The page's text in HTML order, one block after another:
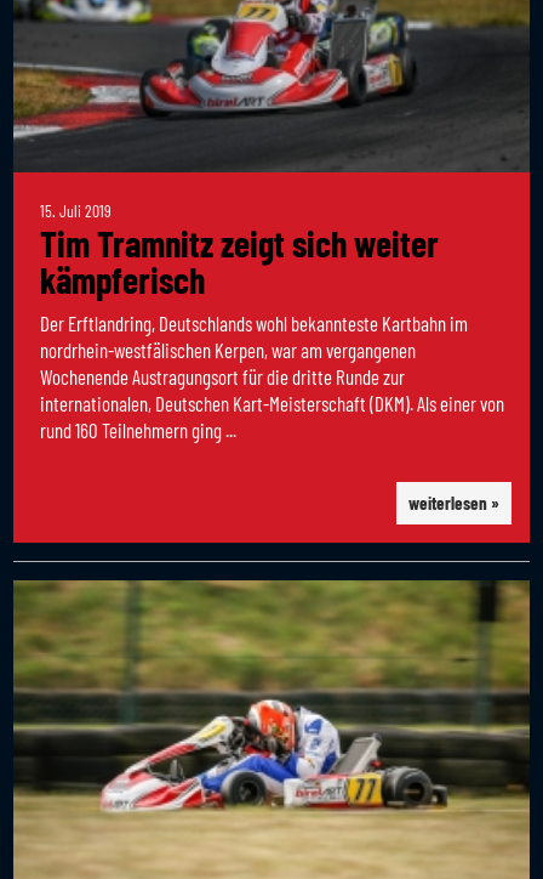
15. Juli 2019
Tim Tramnitz zeigt sich weiter
kämpferisch
Der Erftlandring, Deutschlands wohl bekannteste Kartbahn im
nordrhein-westfälischen Kerpen, war am vergangenen
Wochenende Austragungsort für die dritte Runde zur
internationalen, Deutschen Kart-Meisterschaft (DKM). Als einer von
rund 160 Teilnehmern ging ...
weiterlesen »